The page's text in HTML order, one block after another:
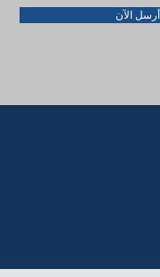
أرسل الآن